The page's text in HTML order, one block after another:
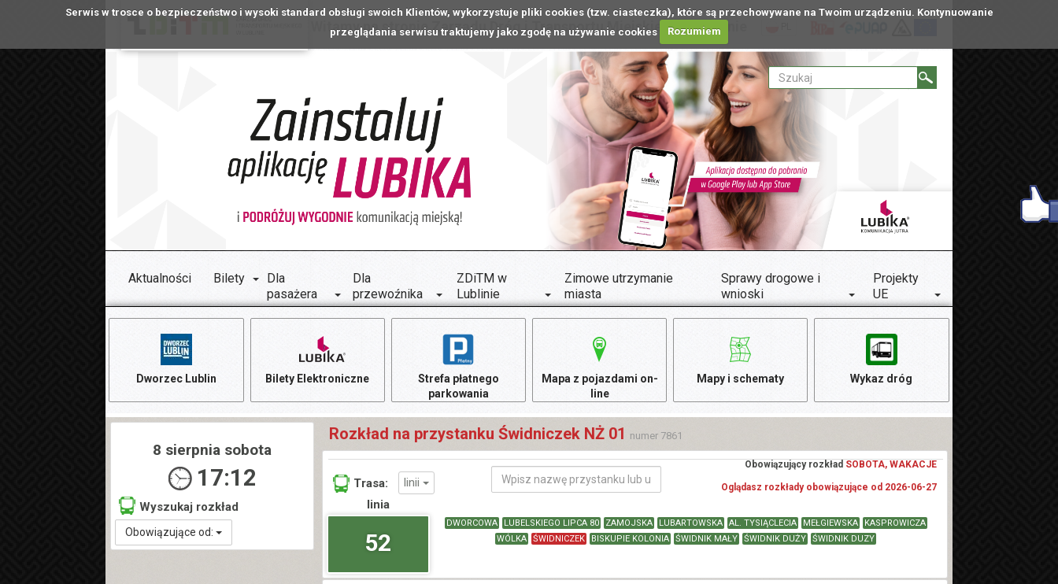
Serwis w trosce o bezpieczeństwo i wysoki standard obsługi swoich Klientów, wykorzystuje pliki cookies (tzw. ciasteczka), które są przechowywane na Twoim urządzeniu. Kontynuowanie
przeglądania serwisu traktujemy jako zgodę na używanie cookies
Rozumiem
Witamy na stronie Zarządu Dróg i Transportu Miejskiego w Lublinie
Aktualności Bilety
Dla
pasażera
Dla
przewoźnika
ZDiTM w
Lublinie
Zimowe utrzymanie
miasta
Sprawy drogowe i
wnioski
Projekty
UE
Dworzec Lublin Bilety Elektroniczne
Strefa płatnego
parkowania
Mapa z pojazdami on-
line
Mapy i schematy Wykaz dróg
Rozkład na przystanku Świdniczek NŻ 01 numer 7861
Trasa: linii
Obowiązujący rozkład SOBOTA, WAKACJE
Oglądasz rozkłady obowiązujące od 2026-06-27
linia
52
DWORCOWA LUBELSKIEGO LIPCA 80 ZAMOJSKA LUBARTOWSKA AL. TYSIĄCLECIA MEŁGIEWSKA
KASPROWICZA
WÓLKA
ŚWIDNICZEK BISKUPIE KOLONIA ŚWIDNIK MAŁY ŚWIDNIK DUŻY ŚWIDNIK DUZY
8 sierpnia sobota
17:12
Wyszukaj rozkład
Obowiązujące od: